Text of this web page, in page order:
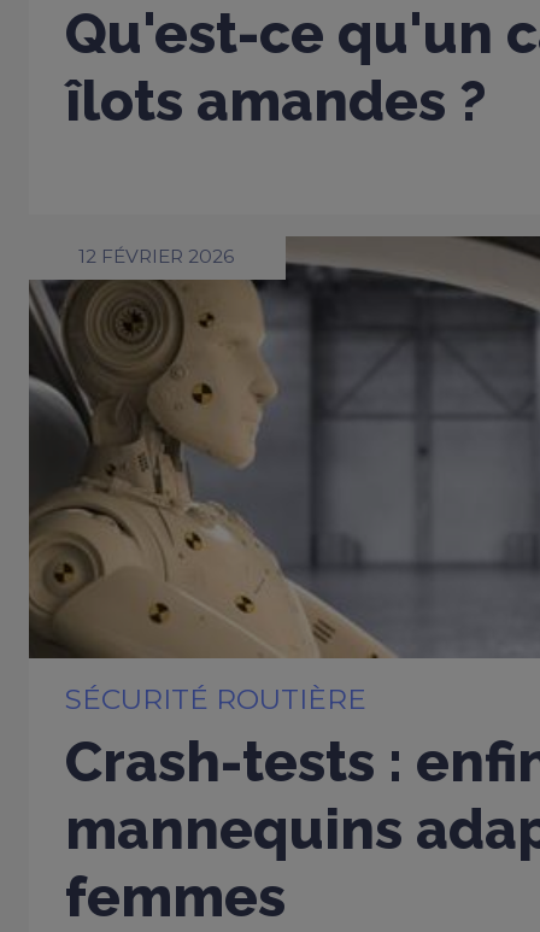
Qu'est-ce qu'un
îlots amandes ?
12 FÉVRIER 2026
SÉCURITÉ ROUTIÈRE
Crash-tests :
mannequins
femmes